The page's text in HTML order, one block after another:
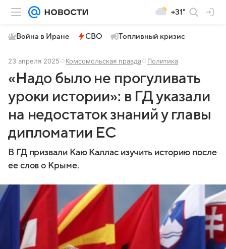
+31°
Война в Иране СВО Топливный кризис
23 апреля 2025 Комсомольская правда Политика
«Надо было не прогуливать
уроки истории»: в ГД указали
на недостаток знаний у главы
дипломатии ЕС
В ГД призвали Каю Каллас изучить историю после
ее слов о Крыме.